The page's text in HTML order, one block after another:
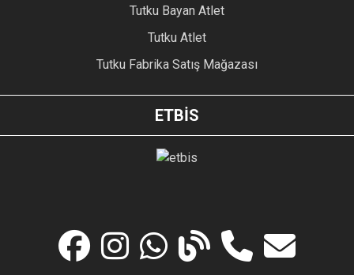
Tutku Bayan Atlet
Tutku Atlet
Tutku Fabrika Satış Mağazası
ETBİS